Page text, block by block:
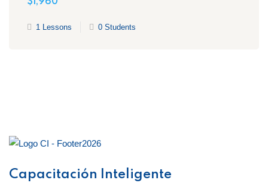
1 Lessons 0 Students
Capacitación Inteligente